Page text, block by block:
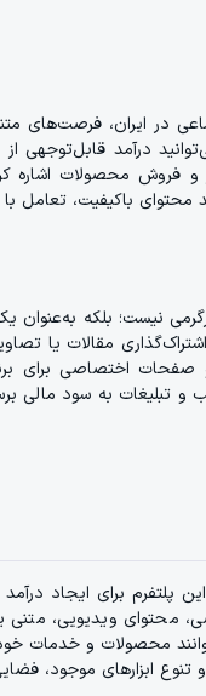
در ایران، فرصت‌های
درآمد قابل‌توجهی
و فروش محصولات
محتوای باکیفیت، تعامل
نیست؛ بلکه
مقالات یا
صفحات اختصاصی برای
به سود مالی
پلتفرم برای ایجاد
محتوای ویدیویی،
محصولات و خدمات خود
و تنوع ابزارهای موجود،